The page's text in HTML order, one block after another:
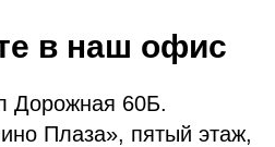
в наш офис
Дорожная 60Б.
Плаза», пятый этаж,